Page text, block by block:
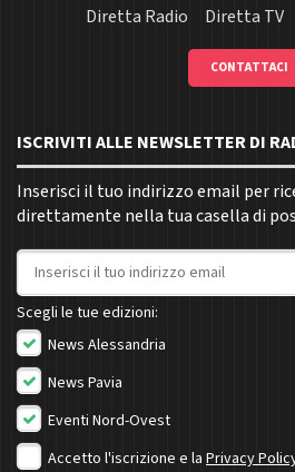
Diretta Radio
Diretta TV
CONTATTACI
ISCRIVITI ALLE NEWSLETTER DI
Inserisci il tuo indirizzo email per
direttamente nella tua casella di
Indirizzo email
Scegli le tue edizioni:
News Alessandria
News Pavia
Eventi Nord-Ovest
Accetto l'iscrizione e la Privacy